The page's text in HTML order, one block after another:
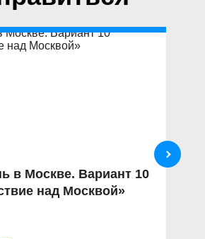
в Москве. Вариант 10
над Москвой»